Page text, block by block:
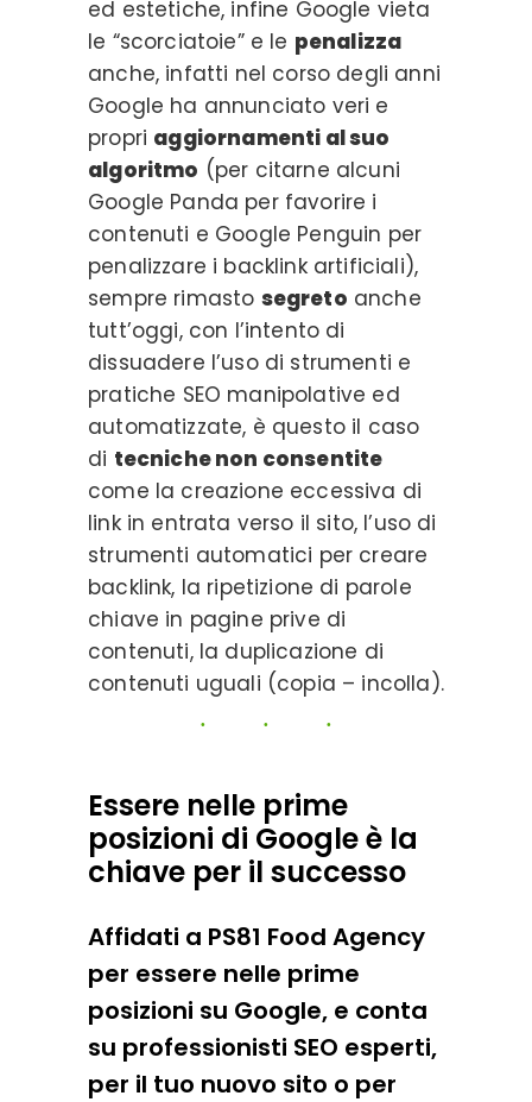
ed estetiche, infine Google vieta
le “scorciatoie” e le penalizza
anche, infatti nel corso degli anni
Google ha annunciato veri e
propri aggiornamenti al suo
algoritmo (per citarne alcuni
Google Panda per favorire i
contenuti e Google Penguin per
penalizzare i backlink artificiali),
sempre rimasto segreto anche
tutt’oggi, con l’intento di
dissuadere l’uso di strumenti e
pratiche SEO manipolative ed
automatizzate, è questo il caso
di tecniche non consentite
come la creazione eccessiva di
link in entrata verso il sito, l’uso di
strumenti automatici per creare
backlink, la ripetizione di parole
chiave in pagine prive di
contenuti, la duplicazione di
contenuti uguali (copia – incolla).
Essere nelle prime
posizioni di Google è la
chiave per il successo
Affidati a PS81 Food Agency
per essere nelle prime
posizioni su Google, e conta
su professionisti SEO esperti,
per il tuo nuovo sito o per